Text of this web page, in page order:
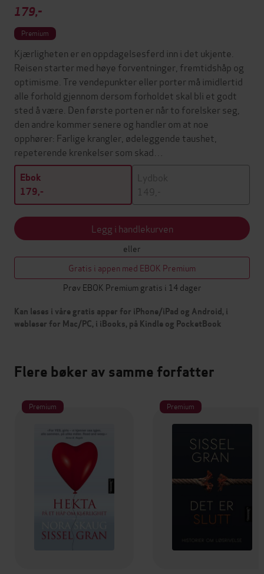
179,-
Premium
Kjærligheten er en oppdagelsesferd inn i det ukjente.
Reisen starter med høye forventninger, fremtidshåp og
optimisme. Tre vendepunkter eller porter må imidlertid
alle forhold gjennom dersom forholdet skal bli et godt
sted å være. Den første porten er når to forelsker seg,
den andre kommer senere og handler om at noe
opphører: Farlige krangler, ødeleggende taushet,
repeterende krenkelser som skad…
Ebok
179,-
Lydbok
149,-
Legg i handlekurven
eller
Gratis i appen med EBOK Premium
Prøv EBOK Premium gratis i 14 dager
Kan leses i våre gratis apper for iPhone/iPad og Android, i
webleser for Mac/PC, i iBooks, på Kindle og PocketBook
Flere bøker av samme forfatter
Premium Premium